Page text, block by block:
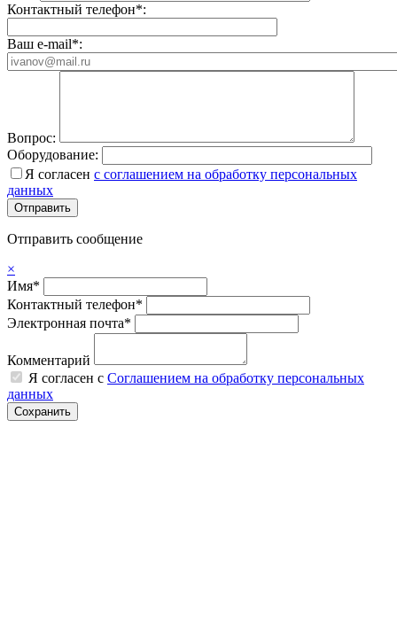
Контактный телефон*:
Ваш e-mail*:
Вопрос:
Оборудование:
Я согласен с соглашением на обработку персональных
данных
Отправить сообщение
×
Имя*
Контактный телефон*
Электронная почта*
Комментарий
Я согласен с Соглашением на обработку персональных
данных